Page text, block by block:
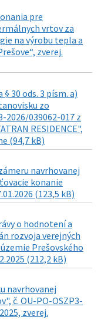
pre
vrtov za
na výrobu tepla a
zverej.
30 ods. 3 písm. a)
zo
2026/039062-017 z
RESIDENCE",
(94,7 kB)
navrhovanej
konanie
(123,5 kB)
o hodnotení a
rozvoja verejných
Prešovského
(212,2 kB)
navrhovanej
č. OU-PO-OSZP3-
zverej.